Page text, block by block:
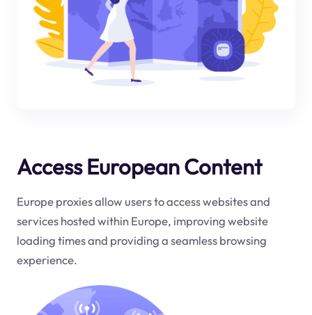
Access European Content
Europe proxies allow users to access websites and
services hosted within Europe, improving website
loading times and providing a seamless browsing
experience.